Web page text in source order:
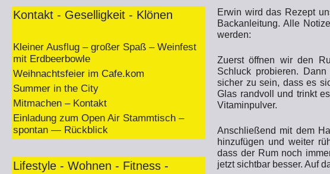
Erwin wird das Rezept
Backanleitung. Alle
werden:
Zuerst öffnen wir den
Schluck probieren.
sicher zu sein, dass es
Glas randvoll und trinkt
Vitaminpulver.
Anschließend mit dem
hinzufügen und weiter
dass der Rum noch
jetzt sichtbar besser. Auf
Kontakt - Geselligkeit - Klönen
Kleiner Ausflug – großer Spaß – Weinfest
mit Erdbeerbowle
Weihnachtsfeier im Cafe.kom
Summer in the City
Mitmachen – Kontakt
Einladung zum Open Air Stammtisch –
spontan — Rückblick
Lifestyle - Wohnen - Fitness -